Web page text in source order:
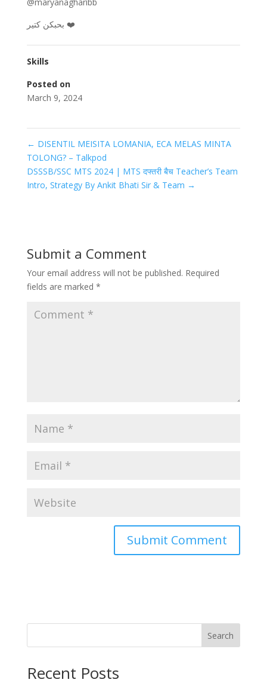
بحبكن كتير ❤️
Skills
Posted on
March 9, 2024
← DISENTIL MEISITA LOMANIA, ECA MELAS MINTA
TOLONG? – Talkpod
DSSSB/SSC MTS 2024 | MTS दफ्तरी बैच Teacher’s Team
Intro, Strategy By Ankit Bhati Sir & Team →
Submit a Comment
Your email address will not be published. Required
fields are marked *
Search
Recent Posts